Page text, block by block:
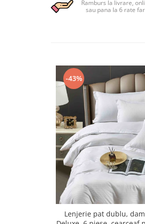
Set Lenjerie Pat Blanita Iepure, 6
Pilota / Cuvertura Inclusa
Set Lenjerie De Pat Jacquard Regal,
11 Piese, Cuvertura Inclusa
Lenjerii Damasc Egiptean King Size
Lenjerii De Pat, Finet Premium, 1
Lenjerii De Pat Damasc 1 Persoana
Lenjerii De Pat, Imprimeu 3D, 1
Ramburs la livrare,
sau pana la 6 rate
-43%
Lenjerie pat dublu,